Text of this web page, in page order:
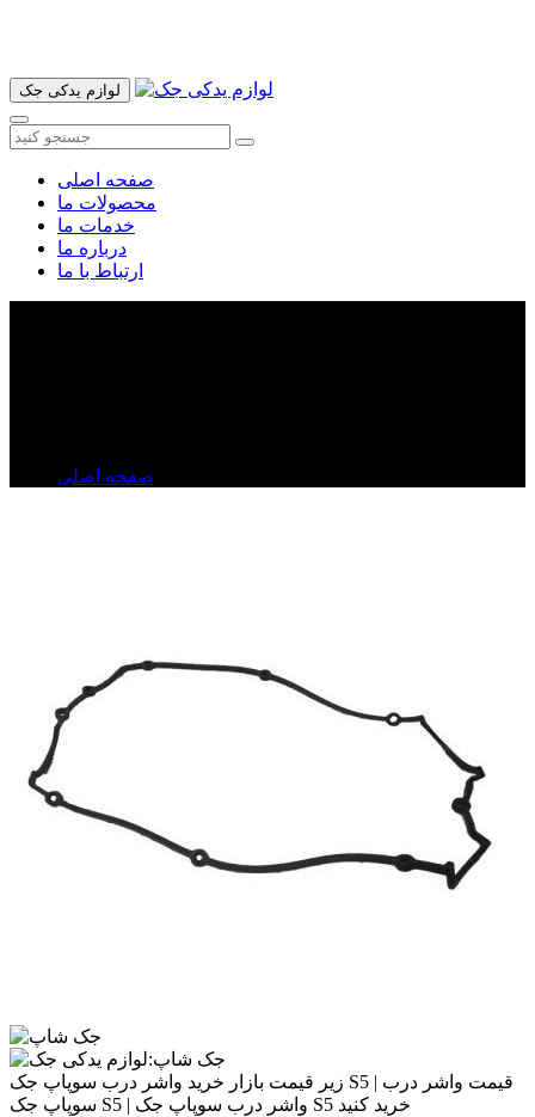
لوازم یدکی جک
صفحه اصلی
محصولات ما
خدمات ما
درباره ما
ارتباط با ما
صفحه اصلی
زیر قیمت بازار خرید واشر درب سوپاپ جک S5 | قیمت واشر درب
سوپاپ جک S5 | واشر درب سوپاپ جک S5 خرید کنید